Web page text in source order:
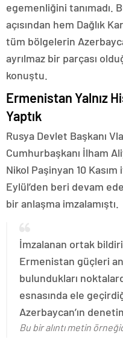
egemenliğini tanımadı.
açısından hem Dağlık
tüm bölgelerin
ayrılmaz bir parçası
konuştu.
Ermenistan Yalnız
Yaptık
Rusya Devlet Başkanı
Cumhurbaşkanı İlham
Nikol Paşinyan 10
Eylül’den beri devam
bir anlaşma imzalamıştı.
İmzalanan ortak
Ermenistan güçleri
bulundukları
esnasında ele
Azerbaycan’ın
Bu bir alıntı metin